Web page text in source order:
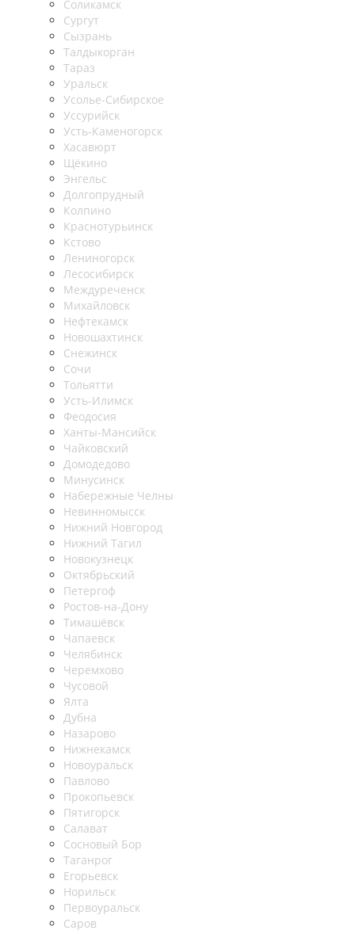
Соликамск
Сургут
Сызрань
Талдыкорган
Тараз
Уральск
Усолье-Сибирское
Уссурийск
Усть-Каменогорск
Хасавюрт
Щёкино
Энгельс
Долгопрудный
Колпино
Краснотурьинск
Кстово
Лениногорск
Лесосибирск
Междуреченск
Михайловск
Нефтекамск
Новошахтинск
Снежинск
Сочи
Тольятти
Усть-Илимск
Феодосия
Ханты-Мансийск
Чайковский
Домодедово
Минусинск
Набережные Челны
Невинномысск
Нижний Новгород
Нижний Тагил
Новокузнецк
Октябрьский
Петергоф
Ростов-на-Дону
Тимашёвск
Чапаевск
Челябинск
Черемхово
Чусовой
Ялта
Дубна
Назарово
Нижнекамск
Новоуральск
Павлово
Прокопьевск
Пятигорск
Салават
Сосновый Бор
Таганрог
Егорьевск
Норильск
Первоуральск
Саров